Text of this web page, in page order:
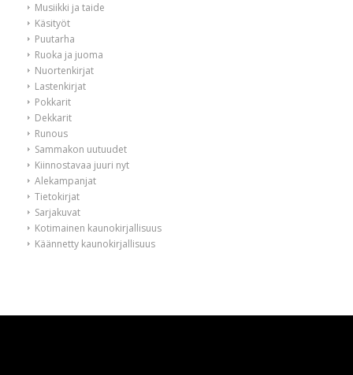
Musiikki ja taide
Käsityöt
Puutarha
Ruoka ja juoma
Nuortenkirjat
Lastenkirjat
Pokkarit
Dekkarit
Runous
Sammakon uutuudet
Kiinnostavaa juuri nyt
Alekampanjat
Tietokirjat
Sarjakuvat
Kotimainen kaunokirjallisuus
Käännetty kaunokirjallisuus